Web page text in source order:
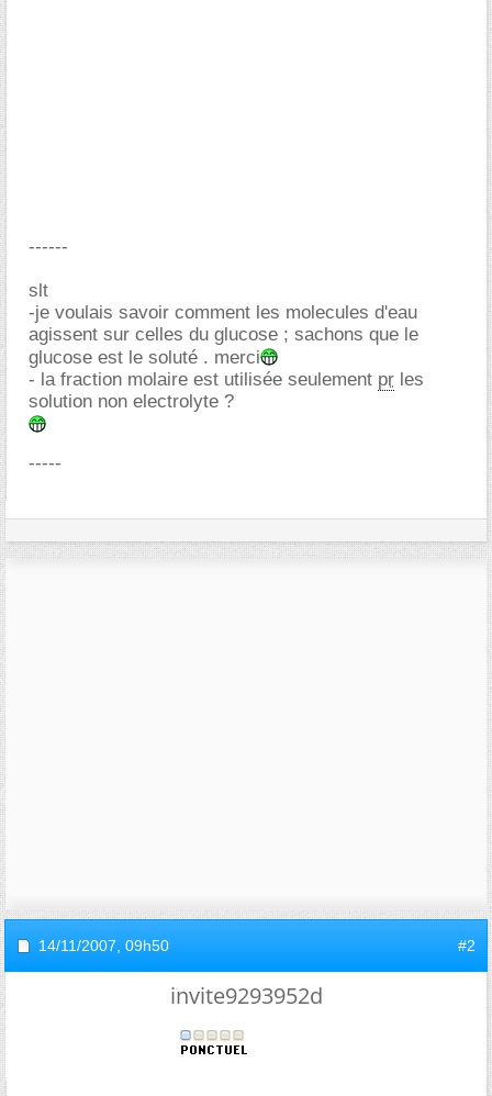
------
slt
-je voulais savoir comment les molecules d'eau
agissent sur celles du glucose ; sachons que le
glucose est le soluté . merci
- la fraction molaire est utilisée seulement pr les
solution non electrolyte ?
-----
14/11/2007, 09h50 #2
invite9293952d